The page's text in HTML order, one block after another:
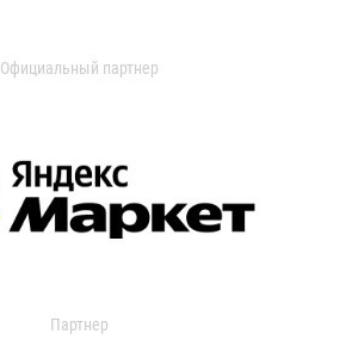
Официальный партнер
Партнер